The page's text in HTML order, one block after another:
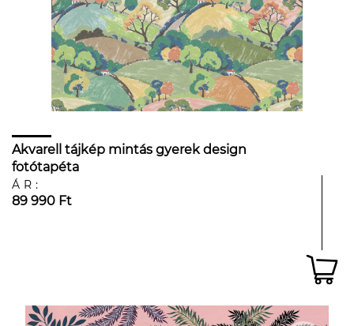
Akvarell tájkép mintás gyerek design
fotótapéta
ÁR:
89 990 Ft